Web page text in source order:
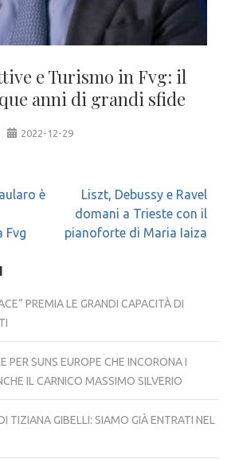
e Turismo in Fvg: il
anni di grandi sfide
2022-12-29
è
Fvg
Liszt, Debussy e Ravel
domani a Trieste con il
pianoforte di Maria Iaiza
PREMIA LE GRANDI CAPACITÀ DI
PER SUNS EUROPE CHE INCORONA I
IL CARNICO MASSIMO SILVERIO
TIZIANA GIBELLI: SIAMO GIÀ ENTRATI NEL